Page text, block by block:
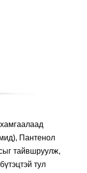
Пантенол
тайвшруулж,
тул